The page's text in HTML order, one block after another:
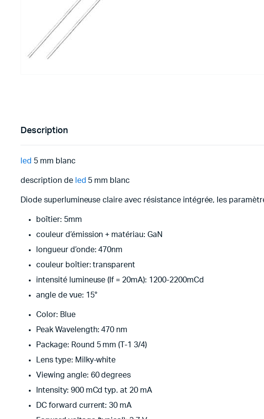
Imprimante 3D
Description
led 5 mm blanc
description de led 5 mm blanc
Diode superlumineuse claire avec résistance intégrée, les
boîtier: 5mm
couleur d’émission + matériau: GaN
longueur d’onde: 470nm
couleur boîtier: transparent
intensité lumineuse (If = 20mA): 1200-2200mCd
angle de vue: 15°
Color: Blue
Peak Wavelength: 470 nm
Package: Round 5 mm (T-1 3/4)
Lens type: Milky-white
Viewing angle: 60 degrees
Intensity: 900 mCd typ. at 20 mA
DC forward current: 30 mA